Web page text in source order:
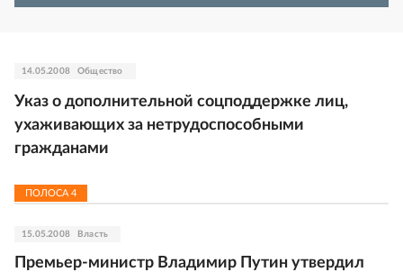
14.05.2008 Общество
Указ о дополнительной соцподдержке лиц,
ухаживающих за нетрудоспособными
гражданами
ПОЛОСА 4
15.05.2008 Власть
Премьер-министр Владимир Путин утвердил